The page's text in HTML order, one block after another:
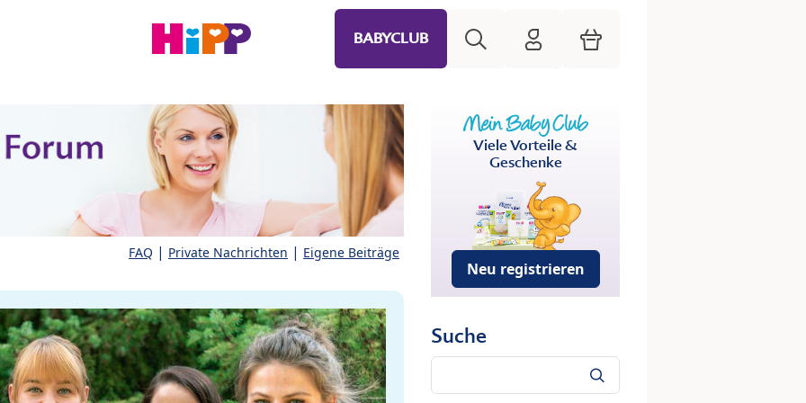
BABYCLUB HiPP Mein Babyclub
Warenkorb
FAQ | Private Nachrichten | Eigene Beiträge
Viele Vorteile &
Geschenke
Neu registrieren
Suche